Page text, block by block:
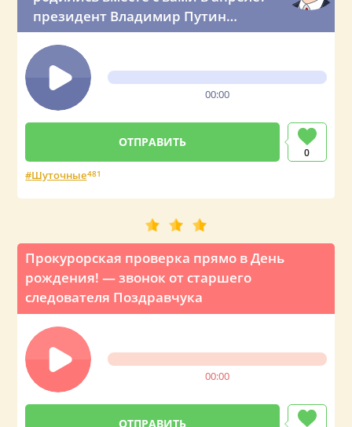
президент Владимир Путин
оригинально поздравляет
именинницу с Днем рождения
00:00
0
Шуточные481
Прокурорская проверка прямо в День
рождения! — звонок от старшего
следователя Поздравчука
00:00